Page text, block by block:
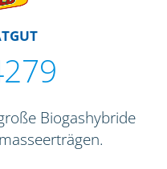
Biogashybride